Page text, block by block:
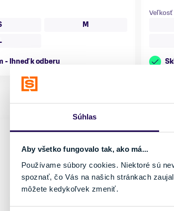
Súhlas
Aby všetko fungovalo tak, ako má...
Používame súbory cookies. Niektoré sú
spoznať, čo Vás na našich stránkach
môžete kedykoľvek zmeniť.
M
- Ihneď k odberu
Veľkosť